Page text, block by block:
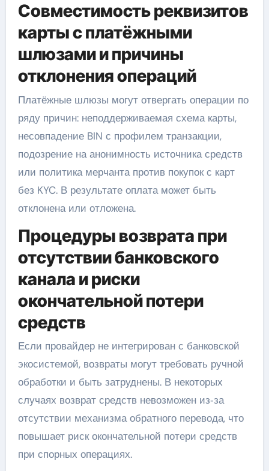
Совместимость реквизитов
карты с платёжными
шлюзами и причины
отклонения операций
Платёжные шлюзы могут отвергать операции по
ряду причин: неподдерживаемая схема карты,
несовпадение BIN с профилем транзакции,
подозрение на анонимность источника средств
или политика мерчанта против покупок с карт
без KYC. В результате оплата может быть
отклонена или отложена.
Процедуры возврата при
отсутствии банковского
канала и риски
окончательной потери
средств
Если провайдер не интегрирован с банковской
экосистемой, возвраты могут требовать ручной
обработки и быть затруднены. В некоторых
случаях возврат средств невозможен из‑за
отсутствии механизма обратного перевода, что
повышает риск окончательной потери средств
при спорных операциях.